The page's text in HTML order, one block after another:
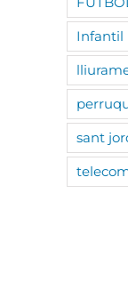
Infantil
sant